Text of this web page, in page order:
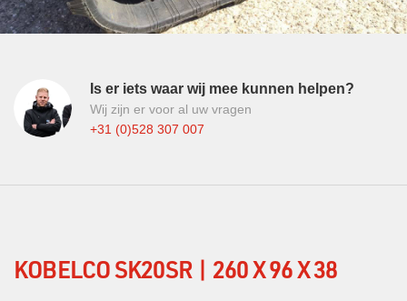
Is er iets waar wij mee kunnen helpen?
Wij zijn er voor al uw vragen
+31 (0)528 307 007
KOBELCO SK20SR | 260 X 96 X 38